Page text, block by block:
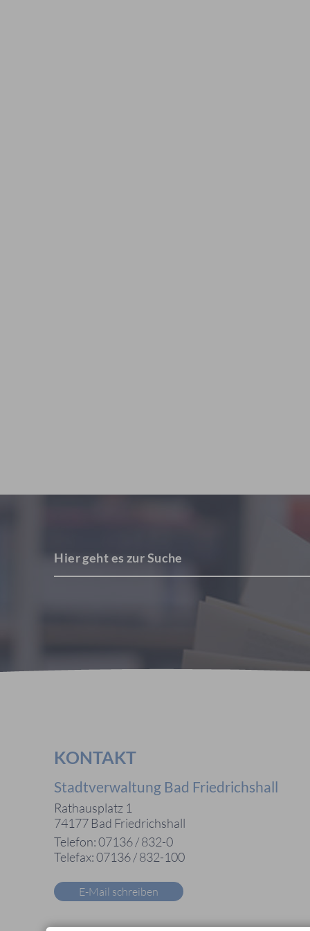
Hier geht es zur Suche
KONTAKT
Stadtverwaltung Bad Friedrichshall
Rathausplatz 1
74177 Bad Friedrichshall
Telefon: 07136 / 832-0
Telefax: 07136 / 832-100
E-Mail schreiben